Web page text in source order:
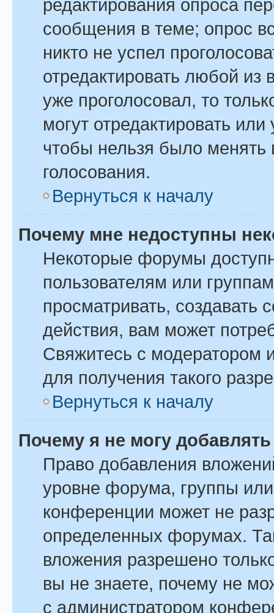
редактирования опроса
сообщения в теме; опрос
никто не успел
отредактировать любой из
уже проголосовал, то
могут отредактировать
чтобы нельзя было менять
голосования.
Вернуться к началу
Почему мне недоступны
Некоторые форумы
пользователям или
просматривать, создавать
действия, вам может
Свяжитесь с модератором
для получения такого
Вернуться к началу
Почему я не могу
Право добавления
уровне форума, группы
конференции может не
определенных форумах.
вложения разрешено
вы не знаете, почему не
с администратором